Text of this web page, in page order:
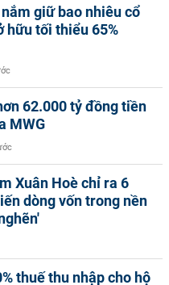
giữ bao nhiêu cổ
hữu tối thiểu 65%
62.000 tỷ đồng tiền
MWG
Xuân Hoè chỉ ra 6
dòng vốn trong nền
thuế thu nhập cho hộ